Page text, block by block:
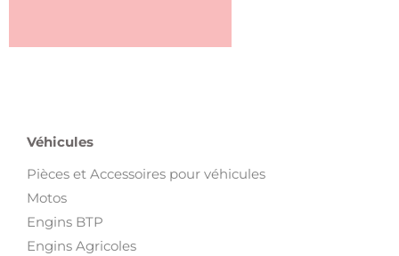
Véhicules
Pièces et Accessoires pour véhicules
Motos
Engins BTP
Engins Agricoles